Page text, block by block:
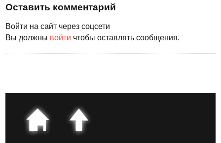
Оставить комментарий
Войти на сайт через соцсети
Вы должны войти чтобы оставлять сообщения.